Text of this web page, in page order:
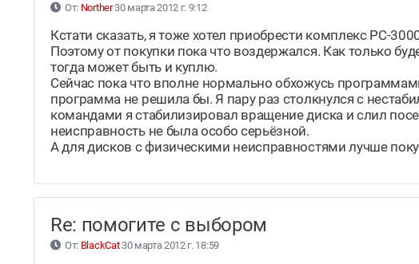
От: Norther30 марта 2012 г. 9:12
Кстати сказать, я тоже хотел приобрести комплекс PC-
Поэтому от покупки пока что воздержался. Как только
тогда может быть и куплю.
Сейчас пока что вполне нормально обхожусь
программа не решила бы. Я пару раз столкнулся с
командами я стабилизировал вращение диска и слил
неисправность не была особо серьёзной.
А для дисков с физическими неисправностями лучше
Re: помогите с выбором
От: BlackCat30 марта 2012 г. 18:59